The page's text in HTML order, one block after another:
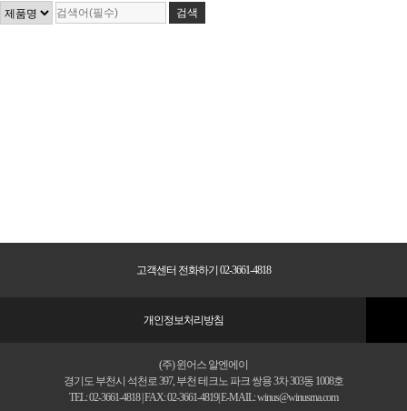
고객센터 전화하기 02-3661-4818
개인정보처리방침
(주) 윈어스 알엔에이
경기도 부천시 석천로 397, 부천 테크노 파크 쌍용 3차 303동 1008호
TEL: 02-3661-4818 | FAX: 02-3661-4819| E-MAIL: winus@winusrna.com